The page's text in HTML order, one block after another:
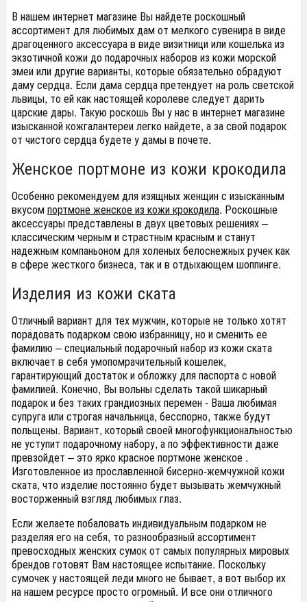
В нашем интернет магазине Вы найдете роскошный
ассортимент для любимых дам от мелкого сувенира в виде
драгоценного аксессуара в виде визитници или кошелька из
экзотичной кожи до подарочных наборов из кожи морской
змеи или другие варианты, которые обязательно обрадуют
даму сердца. Если дама сердца претендует на роль светской
львицы, то ей как настоящей королеве следует дарить
царские дары. Такую роскошь Вы у нас в интернет магазине
изысканной кожгалантереи легко найдете, а за свой подарок
от чистого сердца будете у дамы в почете.
Женское портмоне из кожи крокодила
Особенно рекомендуем для изящных женщин с изысканным
вкусомпортмоне женское из кожи крокодила. Роскошные
аксессуары представлены в двух цветовых решениях –
классическим черным и страстным красным и станут
надежным компаньоном для холеных белоснежных ручек как
в сфере жесткого бизнеса, так и в отдыхающем шоппинге.
Изделия из кожи ската
Отличный вариант для тех мужчин, которые не только хотят
порадовать подарком свою избранницу, но и сменить ее
фамилию – специальный подарочный набор из кожи ската
включает в себя умопомрачительный кошелек,
гарантирующий достаток и обложку для паспорта с новой
фамилией. Конечно, Вы вольны сделать такой шикарный
подарок и без таких грандиозных перемен - Ваша любимая
супруга или строгая начальница, бесспорно, также будут
польщены. Вариант, который своей многофункциональностью
не уступит подарочному набору, а по эффективности даже
превзойдет – это ярко красное портмоне женское .
Изготовленное из прославленной бисерно-жемчужной кожи
ската, что изделие постоянно будет вызывать жемчужный
восторженный взгляд любимых глаз.
Если желаете побаловать индивидуальным подарком не
разделяя его на себя, то разнообразный ассортимент
превосходных женских сумок от самых популярных мировых
брендов готовят Вам настоящее испытание. Поскольку
сумочек у настоящей леди много не бывает, а вот выбор их
на нашем ресурсе просто огромный. И все они отличного